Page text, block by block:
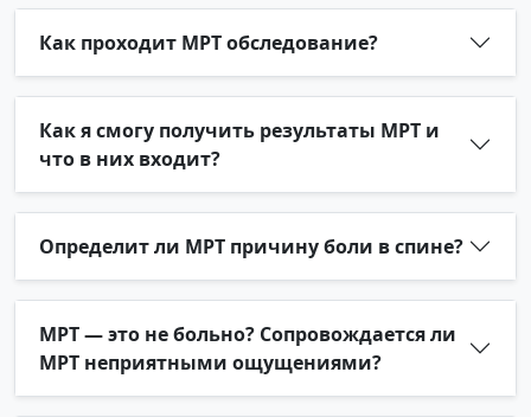
Как проходит МРТ обследование?
Как я смогу получить результаты МРТ и
что в них входит?
Определит ли МРТ причину боли в спине?
МРТ — это не больно? Сопровождается ли
МРТ неприятными ощущениями?